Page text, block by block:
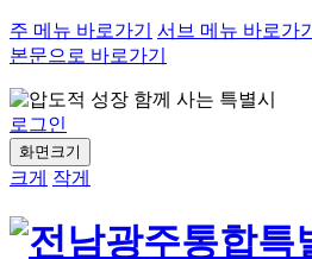
주 메뉴 바로가기 서브 메뉴 바로가기
본문으로 바로가기
로그인
화면크기
크게 작게